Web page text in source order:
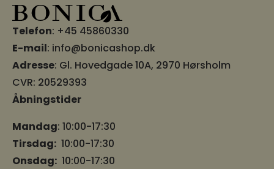
Telefon: +45 45860330
E-mail: info@bonicashop.dk
Adresse: Gl. Hovedgade 10A, 2970 Hørsholm
CVR: 20529393
Åbningstider
Mandag: 10:00-17:30
Tirsdag: 10:00-17:30
Onsdag: 10:00-17:30